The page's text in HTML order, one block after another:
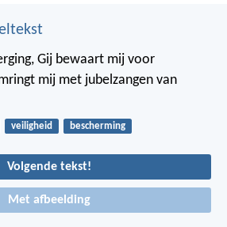
Gij bewaart mij voor
mij met jubelzangen van
veiligheid bescherming
Volgende tekst!
Met afbeelding